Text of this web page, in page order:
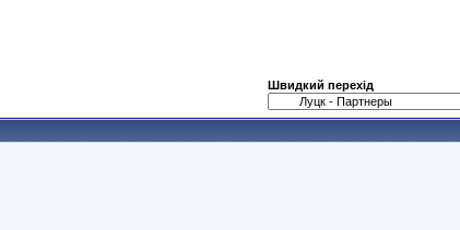
Швидкий перехід